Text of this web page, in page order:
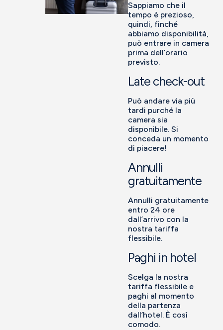
Sappiamo che il
tempo è prezioso,
quindi, finché
abbiamo disponibilità,
può entrare in camera
prima dell’orario
previsto.
Late check-out
Può andare via più
tardi purché la
camera sia
disponibile. Si
conceda un momento
di piacere!
Annulli
gratuitamente
Annulli gratuitamente
entro 24 ore
dall’arrivo con la
nostra tariffa
flessibile.
Paghi in hotel
Scelga la nostra
tariffa flessibile e
paghi al momento
della partenza
dall’hotel. È così
comodo.